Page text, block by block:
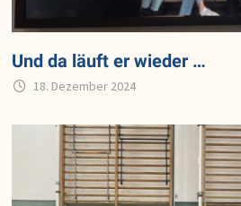
Und da läuft er wieder …
18. Dezember 2024